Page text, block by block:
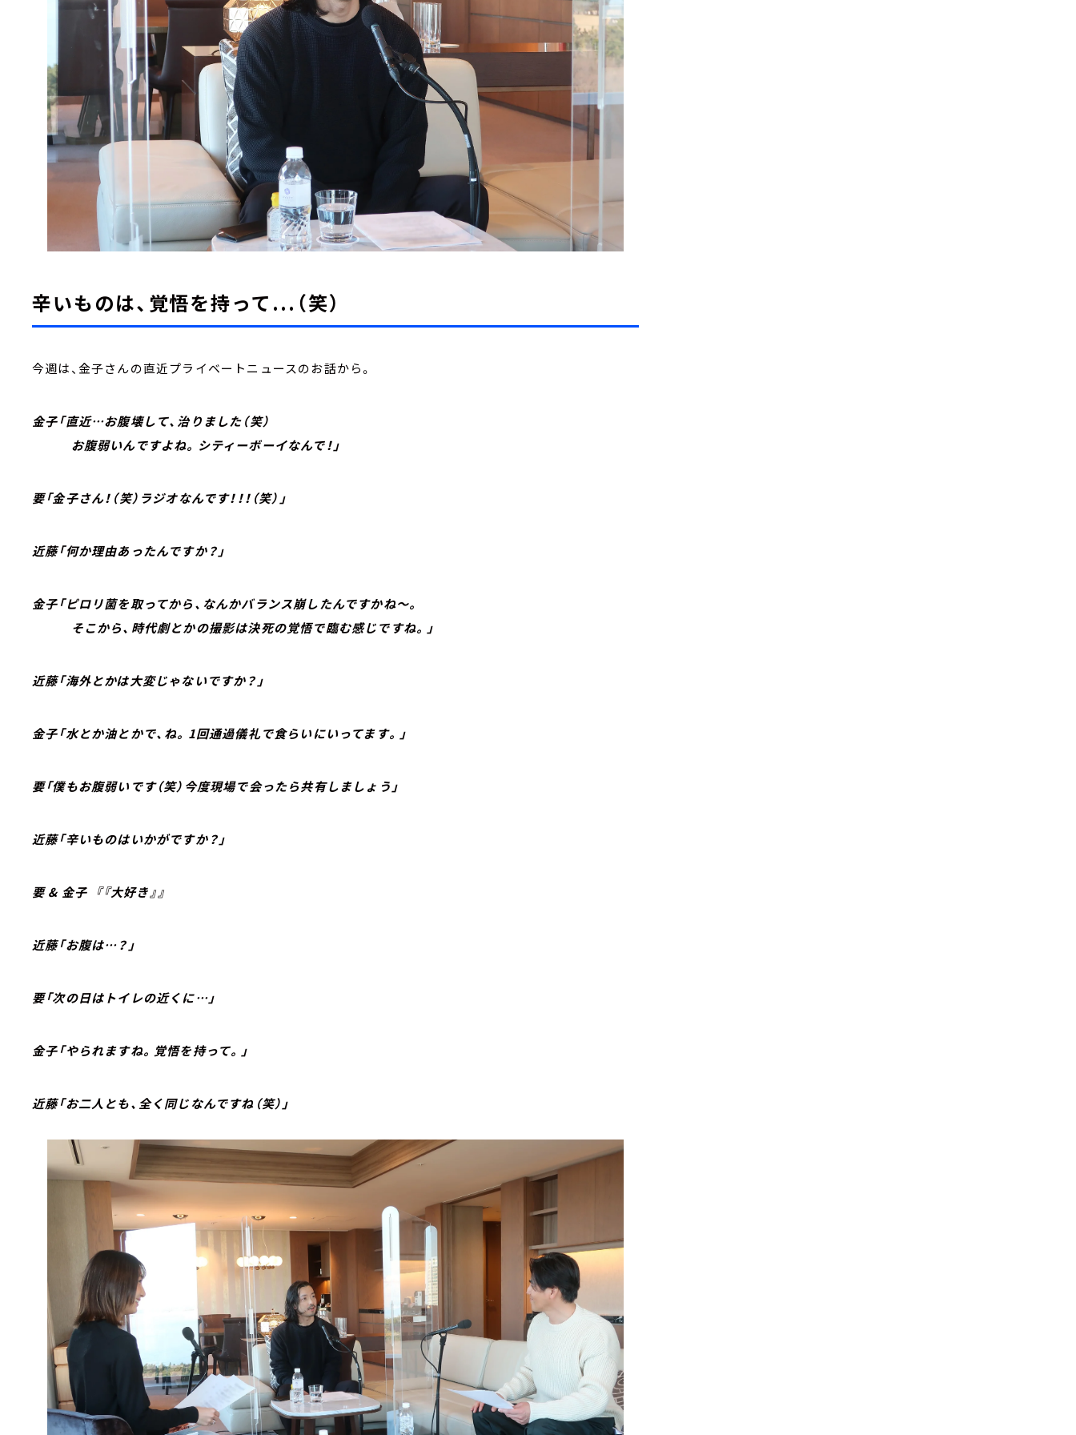
辛いものは、覚悟を持って...（笑）
今週は、金子さんの直近プライベートニュースのお話から。
金子「直近…お腹壊して、治りました（笑）
お腹弱いんですよね。シティーボーイなんで！」
要「金子さん！（笑）ラジオなんです！！！（笑）」
近藤「何か理由あったんですか？」
金子「ピロリ菌を取ってから、なんかバランス崩したんですかね～。
そこから、時代劇とかの撮影は決死の覚悟で臨む感じですね。」
近藤「海外とかは大変じゃないですか？」
金子「水とか油とかで、ね。1回通過儀礼で食らいにいってます。」
要「僕もお腹弱いです（笑）今度現場で会ったら共有しましょう」
近藤「辛いものはいかがですか？」
要 & 金子 『『大好き』』
近藤「お腹は…？」
要「次の日はトイレの近くに…」
金子「やられますね。覚悟を持って。」
近藤「お二人とも、全く同じなんですね（笑）」